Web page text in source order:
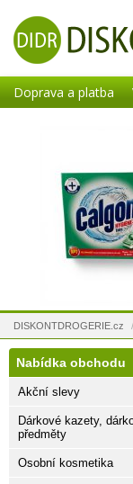
Doprava a platba
DISKONTDROGERIE.cz /
Nabídka obchodu
Akční slevy
Dárkové kazety,
předměty
Osobní kosmetika